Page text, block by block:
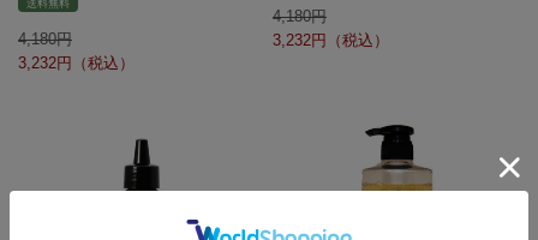
送料無料
4,180
3,232
4,180
3,232